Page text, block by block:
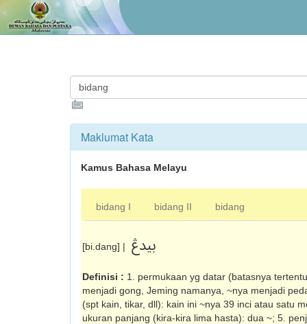
Maklumat Kata
Kamus Bahasa Melayu
bidang I bidang II bidang
[bi.dang] | بيدڠ
Definisi : 1. permukaan yg datar (batasnya
menjadi gong, Jeming namanya, ~nya menjadi
(spt kain, tikar, dll): kain ini ~nya 39 inci atau satu
ukuran panjang (kira-kira lima hasta): dua ~; 5.